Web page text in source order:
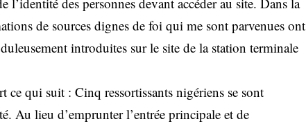
de sources dignes de foi qui me sont parvenues ont
introduites sur le site de la station terminale
ce qui suit : Cinq ressortissants nigériens se sont
Au lieu d’emprunter l’entrée principale et de